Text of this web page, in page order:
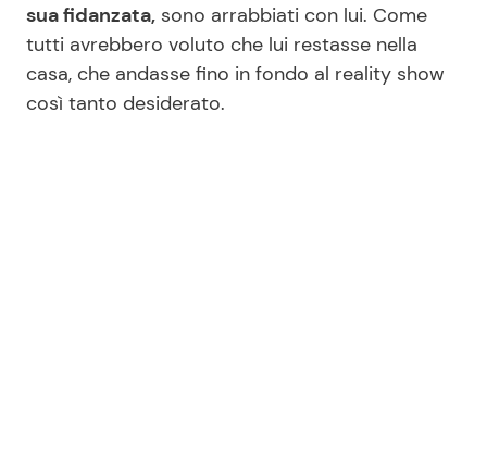
Mondo Mamma
News benessere
Le Ricette in TV
Primi Piatti
sua fidanzata, sono arrabbiati con lui. Come
tutti avrebbero voluto che lui restasse nella
casa, che andasse fino in fondo al reality show
così tanto desiderato.